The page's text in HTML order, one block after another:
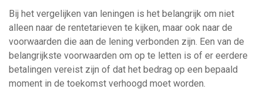
Bij het vergelijken van leningen is het belangrijk om niet
alleen naar de rentetarieven te kijken, maar ook naar de
voorwaarden die aan de lening verbonden zijn. Een van de
belangrijkste voorwaarden om op te letten is of er eerdere
betalingen vereist zijn of dat het bedrag op een bepaald
moment in de toekomst verhoogd moet worden.